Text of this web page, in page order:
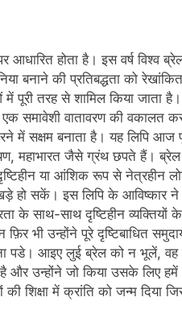
आधारित होता है। इस वर्ष विश्व
बनाने की प्रतिबद्धता को
तरह से शामिल किया जाता
एक समावेशी वातावरण की वकालत
में सक्षम बनाता है। यह लिपि आज
महाभारत जैसे ग्रंथ छपते हैं।
या आंशिक रूप से नेत्रहीन
सकें। इस लिपि के आविष्कार ने
के साथ-साथ दृष्टिहीन
भी उन्होंने पूरे दृष्टिबाधित
पडे। आइए लुई ब्रेल को न भूलें,
और उन्होंने जो किया उसके लिए
की शिक्षा में क्रांति को जन्म दिया